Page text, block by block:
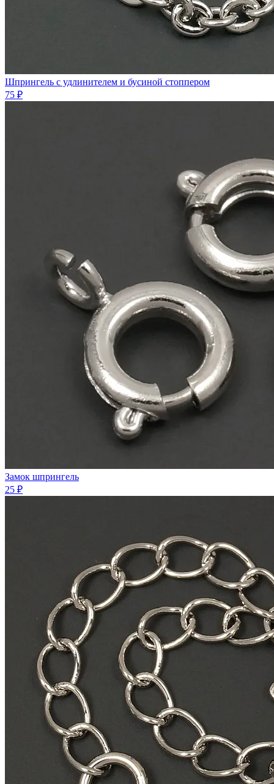
Шпрингель с удлинителем и бусиной стоппером
75 ₽
Замок шпрингель
25 ₽